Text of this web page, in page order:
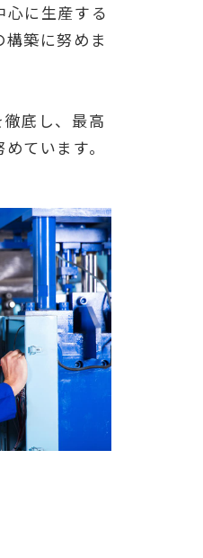
に生産する
築に努めま
底し、最高
ています。